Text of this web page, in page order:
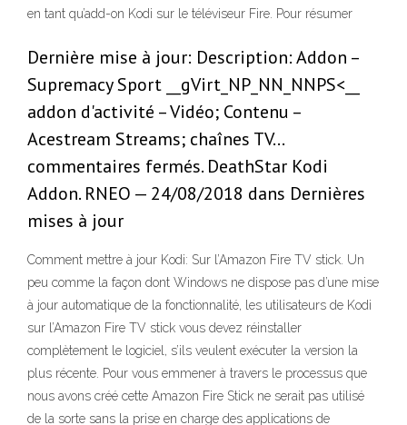
en tant qu’add-on Kodi sur le téléviseur Fire. Pour résumer
Dernière mise à jour: Description: Addon –
Supremacy Sport __gVirt_NP_NN_NNPS<__
addon d'activité – Vidéo; Contenu –
Acestream Streams; chaînes TV…
commentaires fermés. DeathStar Kodi
Addon. RNEO — 24/08/2018 dans Dernières
mises à jour
Comment mettre à jour Kodi: Sur l’Amazon Fire TV stick. Un
peu comme la façon dont Windows ne dispose pas d’une mise
à jour automatique de la fonctionnalité, les utilisateurs de Kodi
sur l’Amazon Fire TV stick vous devez réinstaller
complètement le logiciel, s’ils veulent exécuter la version la
plus récente. Pour vous emmener à travers le processus que
nous avons créé cette Amazon Fire Stick ne serait pas utilisé
de la sorte sans la prise en charge des applications de